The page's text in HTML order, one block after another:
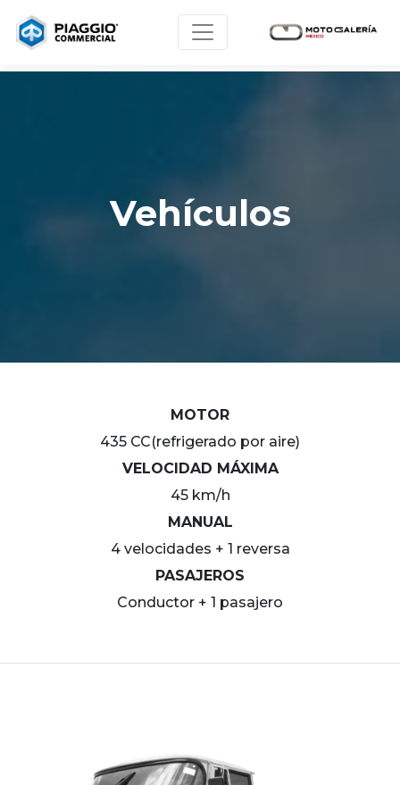
Vehículos
MOTOR
435 CC(refrigerado por aire)
VELOCIDAD MÁXIMA
45 km/h
MANUAL
4 velocidades + 1 reversa
PASAJEROS
Conductor + 1 pasajero